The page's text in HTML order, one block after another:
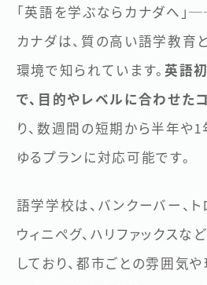
「英語を学ぶならカナダへ」
カナダは、質の高い語学教育
環境で知られています。 英語
で、目的やレベルに合わせた
り、数週間の短期から半年や1
ゆるプランに対応可能です。
語学学校は、バンクーバー、ト
ウィニペグ、ハリファックスな
しており、都市ごとの雰囲気